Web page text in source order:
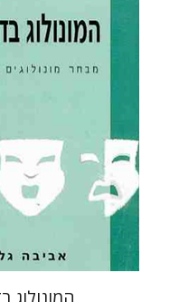
הנחת אתר
$14
$13
המונולוג